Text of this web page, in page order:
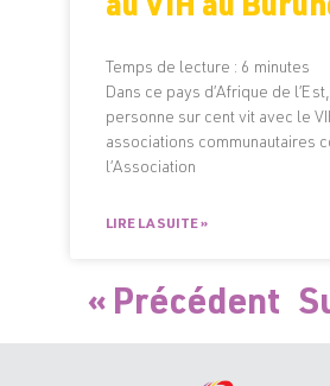
au VIH au
Temps de lecture : 6 minutes
Dans ce pays d’Afrique de
personne sur cent vit avec le
associations communautaires
l’Association
LIRE LA SUITE »
« Précédent